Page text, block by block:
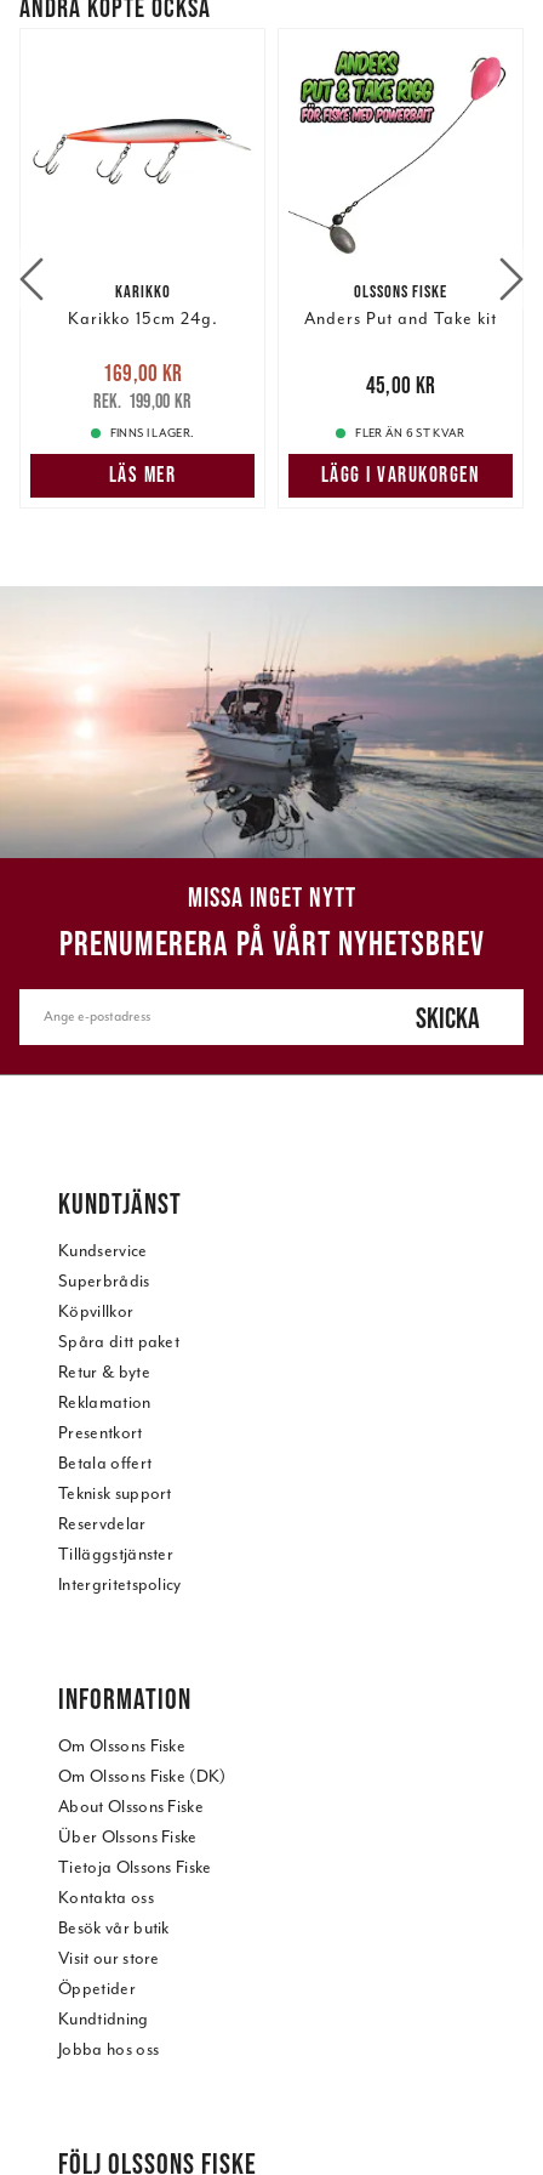
ANDRA KÖPTE OCKSÅ
KARIKKO
Karikko 15cm 24g.
Nuvarande pris
169,00 krTidigare pris
199,00 kr
169,00 kr
199,00 kr
FINNS I LAGER.
LÄS MER
OLSSONS FISKE
Anders Put and Take kit
45,00 kr
45,00 kr
FLER ÄN 6 ST KVAR
LÄGG I VARUKORGEN
MISSA INGET NYTT
PRENUMERERA PÅ VÅRT NYHETSBREV
SKICKA
KUNDTJÄNST
Kundservice
Superbrådis
Köpvillkor
Spåra ditt paket
Retur & byte
Reklamation
Presentkort
Betala offert
Teknisk support
Reservdelar
Tilläggstjänster
Intergritetspolicy
INFORMATION
Om Olssons Fiske
Om Olssons Fiske (DK)
About Olssons Fiske
Über Olssons Fiske
Tietoja Olssons Fiske
Kontakta oss
Besök vår butik
Visit our store
Öppetider
Kundtidning
Jobba hos oss
FÖLJ OLSSONS FISKE